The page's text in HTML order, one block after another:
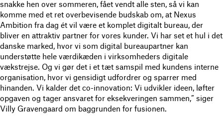
snakke hen over sommeren, fået vendt alle sten, så vi kan
komme med et ret overbevisende budskab om, at Nexus
Ambition fra dag ét vil være et komplet digitalt bureau, der
bliver en attraktiv partner for vores kunder. Vi har set et hul i det
danske marked, hvor vi som digital bureaupartner kan
understøtte hele værdikæden i virksomheders digitale
vækstrejse. Og vi gør det i et tæt samspil med kundens interne
organisation, hvor vi gensidigt udfordrer og sparrer med
hinanden. Vi kalder det co-innovation: Vi udvikler ideen, løfter
opgaven og tager ansvaret for eksekveringen sammen,” siger
Villy Gravengaard om baggrunden for fusionen.